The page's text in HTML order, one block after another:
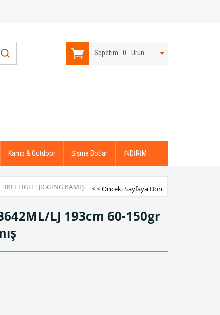
Sepetim 0 Ürün
Kamp & Outdoor Şişme Botlar İNDİRİM
LIGHT JIGGING KAMIŞ < < Önceki Sayfaya Dön
LJ 193cm 60-150gr